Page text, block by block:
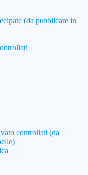
(da pubblicare in
controllati (da